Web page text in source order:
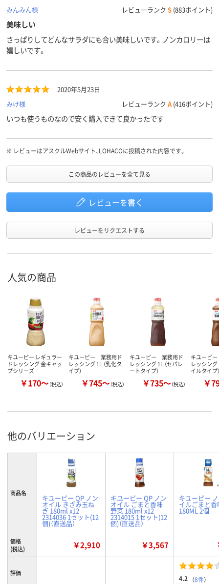
みんみん様 レビューランク S (883ポイント)
美味しい
さっぱりしてどんなサラダにも合い美味しいです。ノンカロリーは
嬉しいです。
2020年5月23日
みけ様
レビューランク A (416ポイント)
いつも使うものなので安く購入できて良かったです
※ レビューはアスクルWebサイト、LOHACOに投稿された内容です。
この商品のレビューを全て見る
レビューを書く
レビューをリクエストする
人気の商品
キユーピー レギュラー
ドレッシング 金キャッ
プシリーズ
￥170～（税込）
キユーピー 業務用ド
レッシング 1L （乳化タ
イプ）
￥745～（税込）
キユーピー 業務用ド
レッシング 1L （セパレ
ートタイプ）
￥735～（税込）
キユーピ
レッシング
イルタイプ
￥
他のバリエーション
商品名
キユーピー QP ノン
オイル きざみ玉ね
ぎ 180ml x12
2314036 1セット(12
個)（直送品）
キユーピー QP ノン
オイル ごまと香味
野菜 180ml x12
2314015 1セット(12
個)（直送品）
キユーピー
イルごまと
180ML 2個
価格
(税込)
￥2,910 ￥3,567
評価
4.2 （8件）